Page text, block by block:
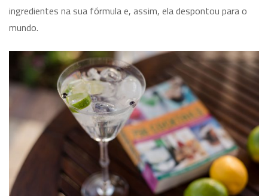
ingredientes na sua fórmula e, assim, ela despontou para o
mundo.